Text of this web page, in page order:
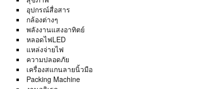
อุปกรณ์สื่อสาร
กล้องต่างๆ
พลังงานแสงอาทิตย์
หลอดไฟLED
แหล่งจ่ายไฟ
ความปลอดภัย
เครื่องสแกนลายนิ้วมือ
Packing Machine